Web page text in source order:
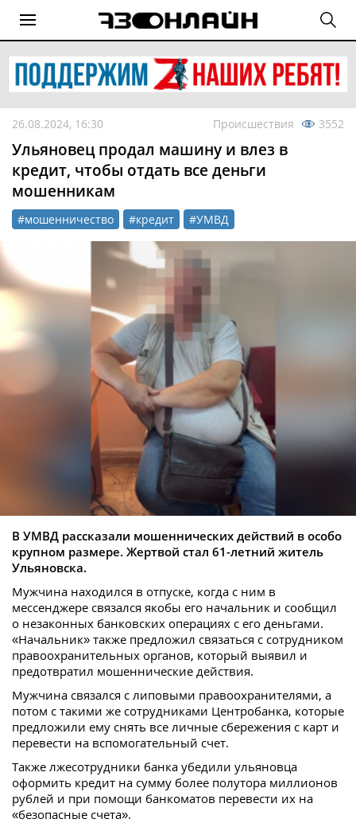
26.08.2024, 16:30 Происшествия 3552
Ульяновец продал машину и влез в
кредит, чтобы отдать все деньги
мошенникам
#мошенничество #кредит #УМВД
В УМВД рассказали мошеннических действий в особо
крупном размере. Жертвой стал 61-летний житель
Ульяновска.
Мужчина находился в отпуске, когда с ним в
мессенджере связался якобы его начальник и сообщил
о незаконных банковских операциях с его деньгами.
«Начальник» также предложил связаться с сотрудником
правоохранительных органов, который выявил и
предотвратил мошеннические действия.
Мужчина связался с липовыми правоохранителями, а
потом с такими же сотрудниками Центробанка, которые
предложили ему снять все личные сбережения с карт и
перевести на вспомогательный счет.
Также лжесотрудники банка убедили ульяновца
оформить кредит на сумму более полутора миллионов
рублей и при помощи банкоматов перевести их на
«безопасные счета».